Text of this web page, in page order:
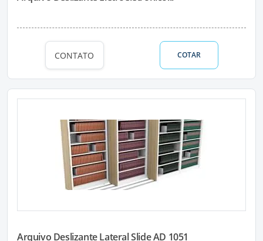
CONTATO COTAR
Arquivo Deslizante Lateral Slide AD 1051